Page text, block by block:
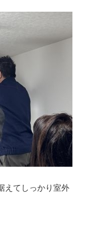
えてしっかり室外